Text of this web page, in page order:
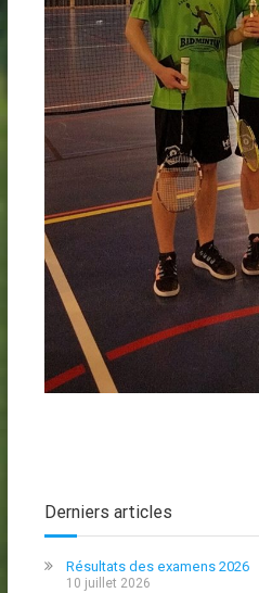
Derniers articles
Résultats des examens 2026
10 juillet 2026